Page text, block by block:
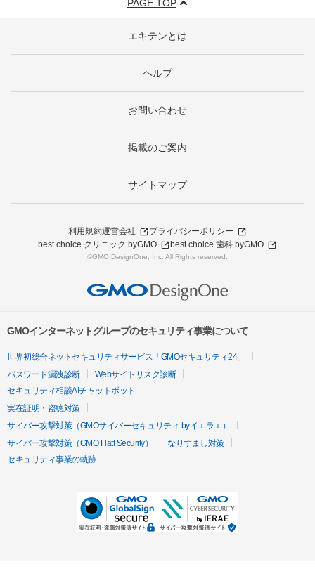
PAGE TOP
エキテンとは
ヘルプ
お問い合わせ
掲載のご案内
サイトマップ
利用規約運営会社
プライバシーポリシー
best choice クリニック byGMO
best choice 歯科 byGMO
©GMO DesignOne, Inc. All Rights reserved.
GMOインターネットグループのセキュリティ事業について
世界初総合ネットセキュリティサービス「GMOセキュリティ24」
パスワード漏洩診断
Webサイトリスク診断
セキュリティ相談AIチャットボット
実在証明・盗聴対策
サイバー攻撃対策（GMOサイバーセキュリティ byイエラエ）
サイバー攻撃対策（GMO Flatt Security）
なりすまし対策
セキュリティ事業の軌跡